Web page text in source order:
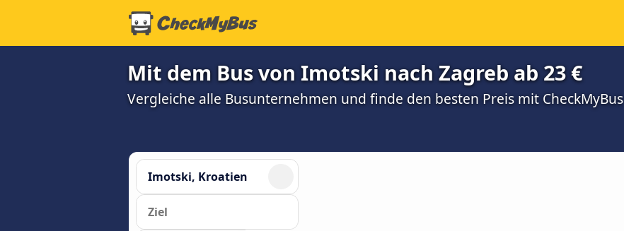
Mit dem Bus von Imotski nach Zagreb ab 23 €
Vergleiche alle Busunternehmen und finde den besten Preis mit CheckMyBus